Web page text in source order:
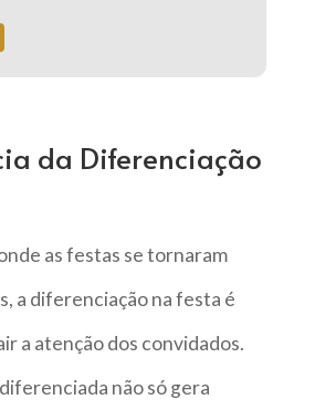
da Diferenciação
as festas se tornaram
a diferenciação na festa é
a atenção dos convidados.
não só gera